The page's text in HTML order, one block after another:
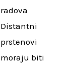
radova
Distantni
prstenovi
moraju biti